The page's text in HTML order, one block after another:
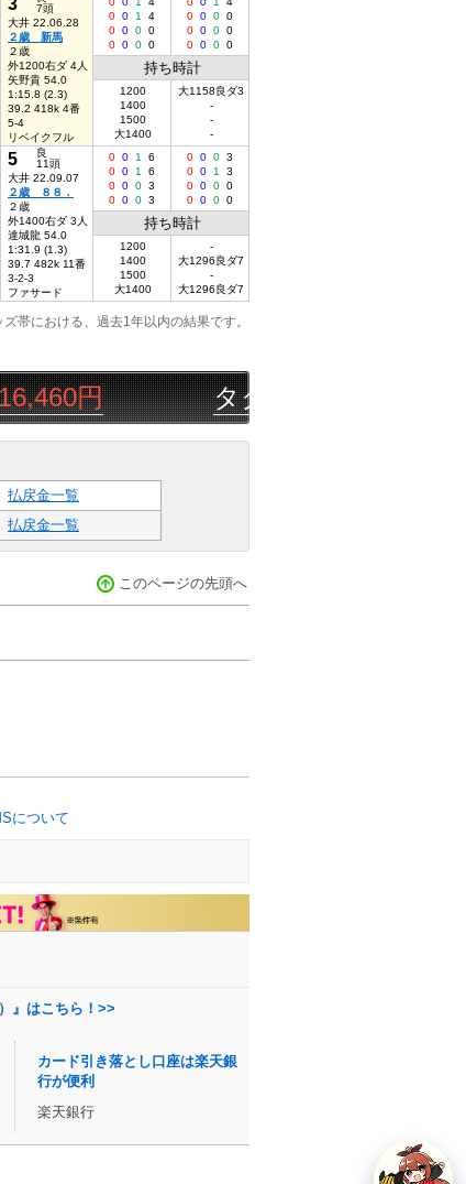
7頭
大井 22.06.28
２歳 新馬
２歳
外1200右ダ 4人
矢野貴 54.0
1:15.8 (2.3)
39.2 418k 4番
5-4
リベイクフル
0 0 1
4
0 0 0 0
0 0 0 0
0 0 0 0
0 0 0 0
0 0 0 0
持ち時計
1200
1400
1500
大1400
大1158良ダ3
-
-
-
5
良
11頭
大井 22.09.07
２歳 ８８．
２歳
外1400右ダ 3人
達城龍 54.0
1:31.9 (1.3)
39.7 482k 11番
3-2-3
ファサード
0 0 1
6
0 0 1
6
0 0 0 3
0 0 0 3
0 0 0 3
0 0 1
3
0 0 0 0
0 0 0 0
持ち時計
1200
1400
1500
大1400
-
大1296良ダ7
-
大1296良ダ7
帯における、過去1年以内の結果です。
タクロウちゃん
払戻金一覧
払戻金一覧
このページの先頭へ
について
』はこちら！>>
カード引き落とし口座は楽天銀
行が便利
楽天銀行